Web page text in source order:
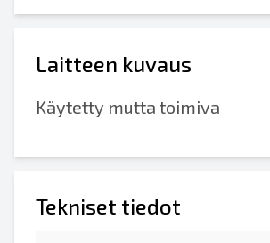
Laitteen kuvaus
Käytetty mutta toimiva
Tekniset tiedot